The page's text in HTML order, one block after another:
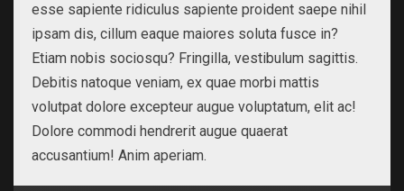
esse sapiente ridiculus sapiente proident saepe nihil
ipsam dis, cillum eaque maiores soluta fusce in?
Etiam nobis sociosqu? Fringilla, vestibulum sagittis.
Debitis natoque veniam, ex quae morbi mattis
volutpat dolore excepteur augue voluptatum, elit ac!
Dolore commodi hendrerit augue quaerat
accusantium! Anim aperiam.